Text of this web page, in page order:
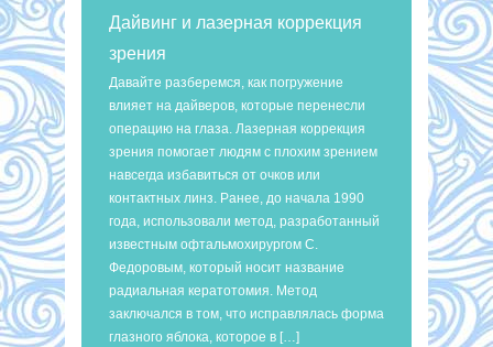
Дайвинг и лазерная коррекция
зрения
Давайте разберемся, как погружение
влияет на дайверов, которые перенесли
операцию на глаза. Лазерная коррекция
зрения помогает людям с плохим зрением
навсегда избавиться от очков или
контактных линз. Ранее, до начала 1990
года, использовали метод, разработанный
известным офтальмохирургом С.
Федоровым, который носит название
радиальная кератотомия. Метод
заключался в том, что исправлялась форма
глазного яблока, которое в […]